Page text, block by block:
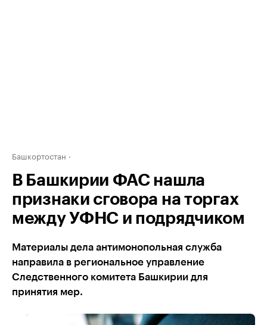
Башкортостан
В Башкирии ФАС нашла
признаки сговора на торгах
между УФНС и подрядчиком
Материалы дела антимонопольная служба
направила в региональное управление
Следственного комитета Башкирии для
принятия мер.